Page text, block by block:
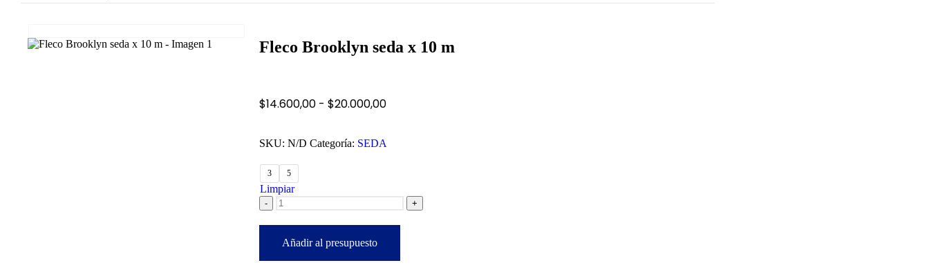
Fleco Brooklyn seda x 10 m
$14.600,00 - $20.000,00
SKU: N/D Categoría: SEDA
3 5
Limpiar
- +
Añadir al presupuesto